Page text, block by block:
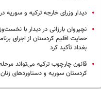
دیدار وزرای خارجه ترکیه و سوریه
نچیروان بارزانی در دیدار با
حمایت اقلیم کردستان از اجرای
بغداد تأکید کرد
قانون چارچوب ترکیه می‌تواند
کردستان سوریه و دستاوردهای زنان